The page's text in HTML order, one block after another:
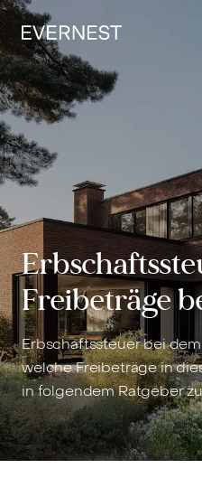
Inhalt
springen
Freibeträge
Erbschaftssteuer bei
welche Freibeträge in
in folgendem Ratgeber